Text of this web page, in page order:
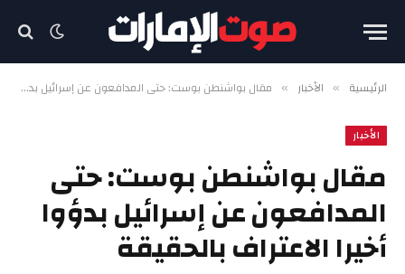
الرئيسية » الأخبار » مقال بواشنطن بوست: حتى المدافعون عن إسرائيل بدؤوا أخيرا الاعتراف بالحقيقة
الأخبار
مقال بواشنطن بوست: حتى
المدافعون عن إسرائيل بدؤوا
أخيرا الاعتراف بالحقيقة